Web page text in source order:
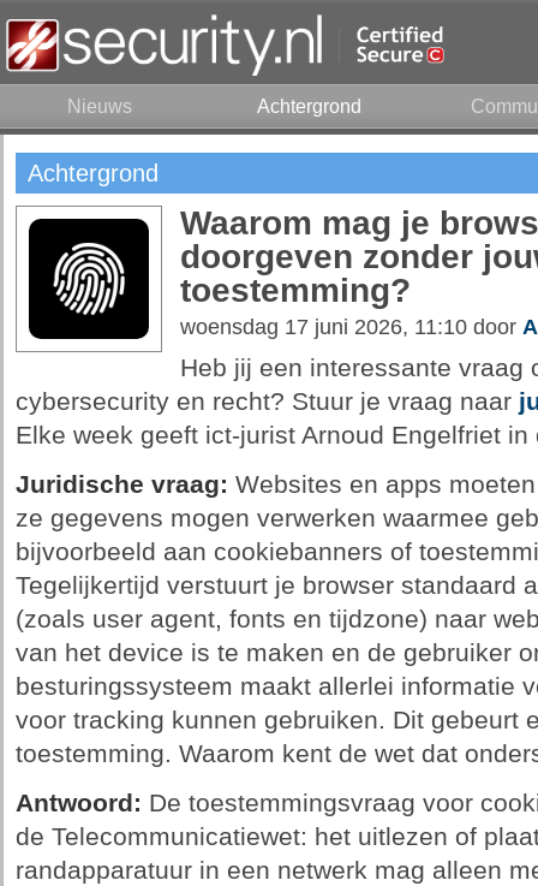
Nieuws Achtergrond
Achtergrond
Waarom mag je
doorgeven zonder
toestemming?
woensdag 17 juni 2026, 11:10 door
Heb jij een interessante vraag
cybersecurity en recht? Stuur je vraag naar
Elke week geeft ict-jurist Arnoud Engelfriet
Juridische vraag: Websites en apps
ze gegevens mogen verwerken waarmee
bijvoorbeeld aan cookiebanners of
Tegelijkertijd verstuurt je browser standaard
(zoals user agent, fonts en tijdzone) naar
van het device is te maken en de gebruiker
besturingssysteem maakt allerlei informatie
voor tracking kunnen gebruiken. Dit gebeurt
toestemming. Waarom kent de wet dat
Antwoord: De toestemmingsvraag voor
de Telecommunicatiewet: het uitlezen of
randapparatuur in een netwerk mag alleen